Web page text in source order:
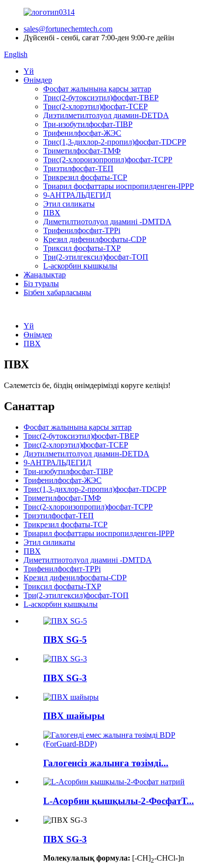
sales@fortunechemtech.com
Дүйсенбі - сенбі, сағат 7:00-ден 9:00-ге дейін
English
Үй
Өнімдер
Фосфат жалынына қарсы заттар
Трис(2-бутоксиэтил)фосфат-TBEP
Трис(2-хлорэтил)фосфат-TCEP
Диэтилметилтолуол диамин-DETDA
Три-изобутилфосфат-TIBP
Трифенилфосфат-ЖЭС
Трис(1,3-дихлор-2-пропил)фосфат-TDCPP
Триметилфосфат-ТМФ
Трис(2-хлороизопропил)фосфат-TCPP
Триэтилфосфат-ТЕП
Трикрезил фосфаты-TCP
Триарил фосфаттары иоспропилденген-IPPP
9-АНТРАЛЬДЕГИД
Этил силикаты
ПВХ
Диметилтиотолуол диамині -DMTDA
Трифенилфосфит-TPPi
Крезил дифенилфосфаты-CDP
Триксил фосфаты-TXP
Три(2-этилгексил)фосфат-ТОП
L-аскорбин қышқылы
Жаңалықтар
Біз туралы
Бізбен хабарласыңы
Үй
Өнімдер
ПВХ
ПВХ
Сәлеметсіз бе, біздің өнімдерімізді көруге келіңіз!
Санаттар
Фосфат жалынына қарсы заттар
Трис(2-бутоксиэтил)фосфат-TBEP
Трис(2-хлорэтил)фосфат-TCEP
Диэтилметилтолуол диамин-DETDA
9-АНТРАЛЬДЕГИД
Три-изобутилфосфат-TIBP
Трифенилфосфат-ЖЭС
Трис(1,3-дихлор-2-пропил)фосфат-TDCPP
Триметилфосфат-ТМФ
Трис(2-хлороизопропил)фосфат-TCPP
Триэтилфосфат-ТЕП
Трикрезил фосфаты-TCP
Триарил фосфаттары иоспропилденген-IPPP
Этил силикаты
ПВХ
Диметилтиотолуол диамині -DMTDA
Трифенилфосфит-TPPi
Крезил дифенилфосфаты-CDP
Триксил фосфаты-TXP
Три(2-этилгексил)фосфат-ТОП
L-аскорбин қышқылы
ПВХ SG-5
ПВХ SG-3
ПВХ шайыры
Галогенсіз жалынға төзімді...
L-Асорбин қышқылы-2-ФосфатТ...
ПВХ SG-3
Молекулалық формула: [-CH]2-CHCl-]n